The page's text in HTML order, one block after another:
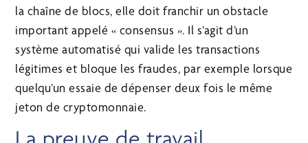
la chaîne de blocs, elle doit franchir un obstacle
important appelé « consensus ». Il s’agit d’un
système automatisé qui valide les transactions
légitimes et bloque les fraudes, par exemple lorsque
quelqu’un essaie de dépenser deux fois le même
jeton de cryptomonnaie.